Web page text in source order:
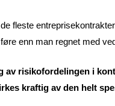
fleste
enn man regnet med
av risikofordelingen i
kraftig av den helt